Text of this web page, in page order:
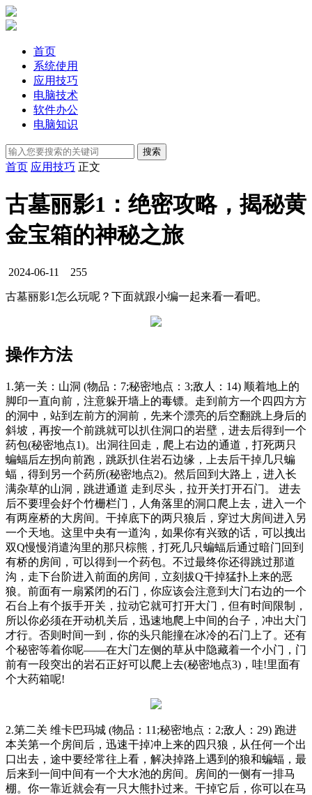
首页
系统使用
应用技巧
电脑技术
软件办公
电脑知识
首页 应用技巧 正文
古墓丽影1：绝密攻略，揭秘黄
金宝箱的神秘之旅
2024-06-11 255
古墓丽影1怎么玩呢？下面就跟小编一起来看一看吧。
操作方法
1.第一关：山洞 (物品：7;秘密地点：3;敌人：14) 顺着地上的
脚印一直向前，注意躲开墙上的毒镖。走到前方一个四四方方
的洞中，站到左前方的洞前，先来个漂亮的后空翻跳上身后的
斜坡，再按一个前跳就可以扒住洞口的岩壁，进去后得到一个
药包(秘密地点1)。出洞往回走，爬上右边的通道，打死两只
蝙蝠后左拐向前跑，跳跃扒住岩石边缘，上去后干掉几只蝙
蝠，得到另一个药所(秘密地点2)。然后回到大路上，进入长
满杂草的山洞，跳进通道 走到尽头，拉开关打开石门。 进去
后不要理会好个竹栅栏门，人角落里的洞口爬上去，进入一个
有两座桥的大房间。干掉底下的两只狼后，穿过大房间进入另
一个天地。这里中央有一道沟，如果你有兴致的话，可以拽出
双Q慢慢消遣沟里的那只棕熊，打死几只蝙蝠后通过暗门回到
有桥的房间，可以得到一个药包。不过最终你还得跳过那道
沟，走下台阶进入前面的房间，立刻拔Q干掉猛扑上来的恶
狼。前面有一扇紧闭的石门，你应该会注意到大门右边的一个
石台上有个扳手开关，拉动它就可打开大门，但有时间限制，
所以你必须在开动机关后，迅速地爬上中间的台子，冲出大门
才行。否则时间一到，你的头只能撞在冰冷的石门上了。还有
个秘密等着你呢——在大门左侧的草从中隐藏着一个小门，门
前有一段突出的岩石正好可以爬上去(秘密地点3)，哇!里面有
个大药箱呢!
2.第二关 维卡巴玛城 (物品：11;秘密地点：2;敌人：29) 跑进
本关第一个房间后，迅速干掉冲上来的四只狼，从任何一个出
口出去，途中要经常往上看，解决掉路上遇到的狼和蝙蝠，最
后来到一间中间有一个大水池的房间。房间的一侧有一排马
棚。你一靠近就会有一只大熊扑过来。干掉它后，你可以在马